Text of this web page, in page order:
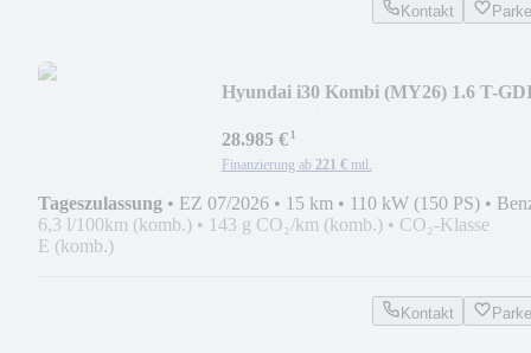
Kontakt
Hyundai i30 Kombi (MY26) 1.6 T-
28.985 €¹
Finanzierung ab 221 € mtl.
Tageszulassung • EZ 07/2026 • 15 km • 110 kW (150 PS) •
6,3 l/100km (komb.) • 143 g CO₂/km (komb.) • CO₂-Klasse
E (komb.)
Kontakt